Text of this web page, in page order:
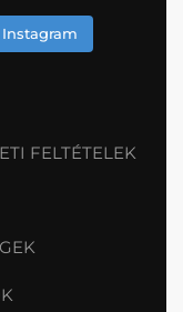
FELTÉTELEK